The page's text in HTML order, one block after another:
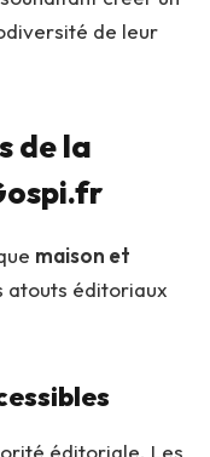
de leur
de la
maison et
atouts éditoriaux
éditoriale. Les